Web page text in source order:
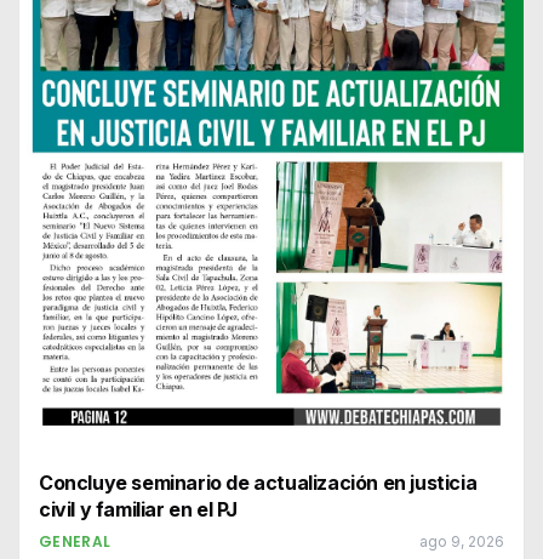
Concluye seminario de actualización en justicia
civil y familiar en el PJ
GENERAL ago 9, 2026